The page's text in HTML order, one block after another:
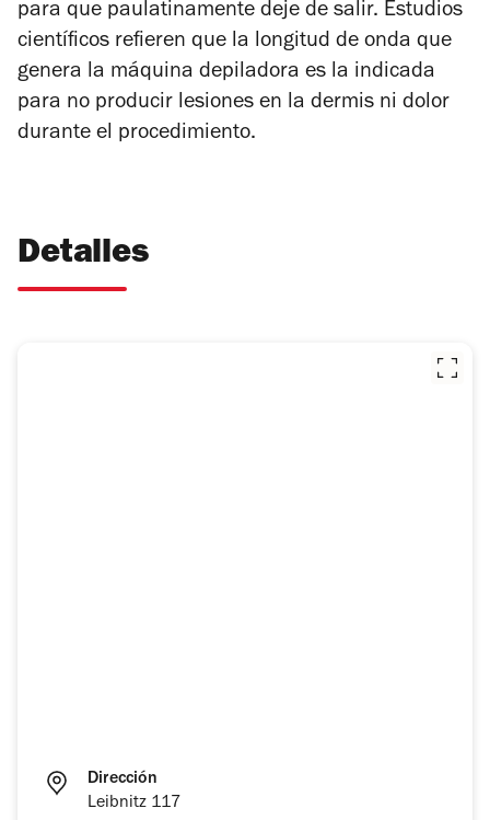
para que paulatinamente deje de salir. Estudios
científicos refieren que la longitud de onda que
genera la máquina depiladora es la indicada
para no producir lesiones en la dermis ni dolor
durante el procedimiento.
Detalles
Dirección
Leibnitz 117